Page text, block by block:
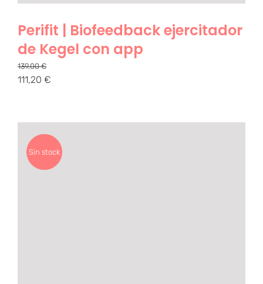
Perifit | Biofeedback ejercitador
de Kegel con app
139,00€
111,20 €
Sin stock